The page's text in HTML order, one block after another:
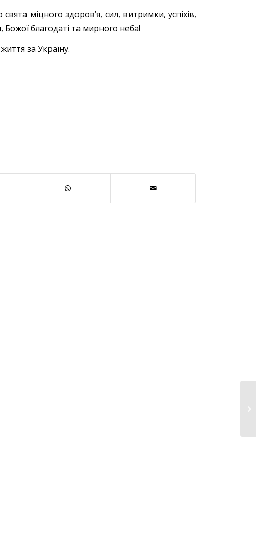
міцного здоров’я, сил, витримки, успіхів,
Божої благодаті та мирного неба!
за Україну.